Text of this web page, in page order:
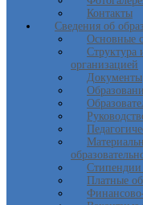
Контакты
Сведения об
Основные
Структура
организацией
Документы
Платные
Финансово-